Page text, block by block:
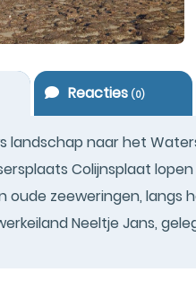
Reacties(0)
landschap naar het
Colijnsplaat
oude zeeweringen, langs
Neeltje Jans,